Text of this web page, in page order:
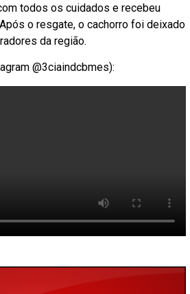
todos os cuidados e recebeu
o resgate, o cachorro foi deixado
da região.
@3ciaindcbmes):